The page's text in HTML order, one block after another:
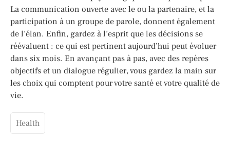
La communication ouverte avec le ou la partenaire, et la
participation à un groupe de parole, donnent également
de l’élan. Enfin, gardez à l’esprit que les décisions se
réévaluent : ce qui est pertinent aujourd’hui peut évoluer
dans six mois. En avançant pas à pas, avec des repères
objectifs et un dialogue régulier, vous gardez la main sur
les choix qui comptent pour votre santé et votre qualité de
vie.
Health